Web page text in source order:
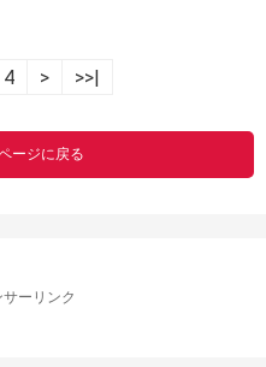
4 > >>|
ージに戻る
ーリンク